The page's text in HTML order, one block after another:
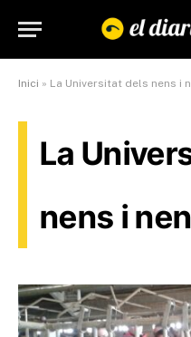
Inici » La Universitat dels nens i
La
nens i